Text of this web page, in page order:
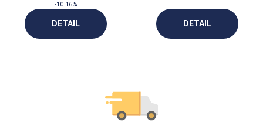
-10.16%
DETAIL DETAIL